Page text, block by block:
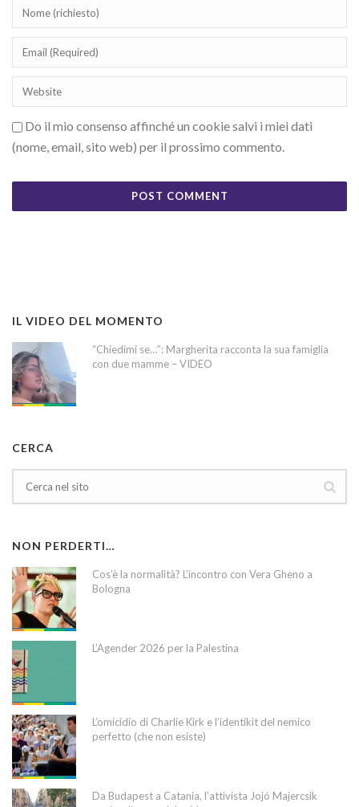
Do il mio consenso affinché un cookie salvi i miei dati
(nome, email, sito web) per il prossimo commento.
IL VIDEO DEL MOMENTO
“Chiedimi se…”: Margherita racconta la sua famiglia
con due mamme – VIDEO
CERCA
NON PERDERTI…
Cos’è la normalità? L’incontro con Vera Gheno a
Bologna
L’Agender 2026 per la Palestina
L’omicidio di Charlie Kirk e l’identikit del nemico
perfetto (che non esiste)
Da Budapest a Catania, l’attivista Jojó Majercsik